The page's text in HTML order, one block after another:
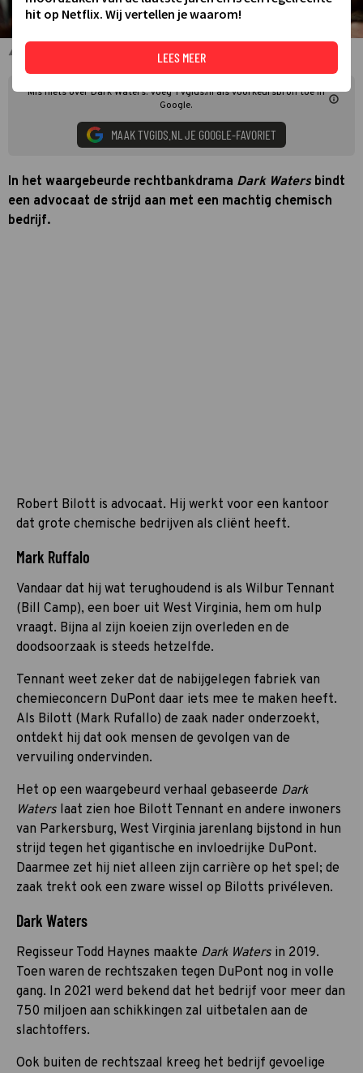
Mark Ruffalo in Dark Waters
Mis niets over Dark Waters. Voeg TVgids.nl als voorkeursbron toe in
Google.
MAAK TVGIDS.NL JE GOOGLE-FAVORIET
In het waargebeurde rechtbankdrama Dark Waters bindt
een advocaat de strijd aan met een machtig chemisch
bedrijf.
Robert Bilott is advocaat. Hij werkt voor een kantoor
dat grote chemische bedrijven als cliënt heeft.
Mark Ruffalo
Vandaar dat hij wat terughoudend is als Wilbur Tennant
(Bill Camp), een boer uit West Virginia, hem om hulp
vraagt. Bijna al zijn koeien zijn overleden en de
doodsoorzaak is steeds hetzelfde.
Tennant weet zeker dat de nabijgelegen fabriek van
chemieconcern DuPont daar iets mee te maken heeft.
Als Bilott (Mark Rufallo) de zaak nader onderzoekt,
ontdekt hij dat ook mensen de gevolgen van de
vervuiling ondervinden.
Het op een waargebeurd verhaal gebaseerde Dark
Waters laat zien hoe Bilott Tennant en andere inwoners
van Parkersburg, West Virginia jarenlang bijstond in hun
strijd tegen het gigantische en invloedrijke DuPont.
Daarmee zet hij niet alleen zijn carrière op het spel; de
zaak trekt ook een zware wissel op Bilotts privéleven.
Dark Waters
Regisseur Todd Haynes maakte Dark Waters in 2019.
Toen waren de rechtszaken tegen DuPont nog in volle
gang. In 2021 werd bekend dat het bedrijf voor meer dan
750 miljoen aan schikkingen zal uitbetalen aan de
slachtoffers.
Ook buiten de rechtszaal kreeg het bedrijf gevoelige
hit op Netflix. Wij vertellen je waarom!
LEES MEER